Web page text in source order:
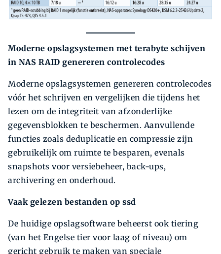
Moderne opslagsystemen met terabyte schijven
in NAS RAID genereren controlecodes
Moderne opslagsystemen genereren controlecodes
vóór het schrijven en vergelijken die tijdens het
lezen om de integriteit van afzonderlijke
gegevensblokken te beschermen. Aanvullende
functies zoals deduplicatie en compressie zijn
gebruikelijk om ruimte te besparen, evenals
snapshots voor versiebeheer, back-ups,
archivering en onderhoud.
Vaak gelezen bestanden op ssd
De huidige opslagsoftware beheerst ook tiering
(van het Engelse tier voor laag of niveau) om
gericht gebruik te maken van speciale